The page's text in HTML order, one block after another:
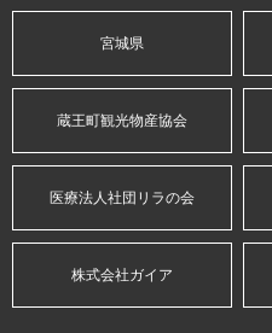
宮城県
蔵王町観光物産協会
医療法人社団リラの会
株式会社ガイア